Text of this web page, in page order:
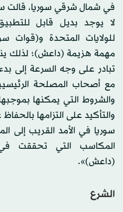
في شمال شرقي سوريا، قالت
لا يوجد بديل قابل
للولايات المتحدة و(قوات
مهمة هزيمة (داعش)؛ لذلك
تبادر على وجه السرعة إلى
مع أصحاب المصلحة
والشروط التي يمكنها
والتأكيد على التزامها
سوريا في الأمد القريب إلى
المكاسب التي تحققت
(داعش)».
الشرع